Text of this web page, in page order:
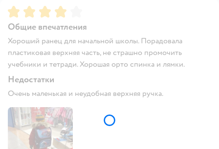
Рейтинг:4
Общие впечатления
Хороший ранец для начальной школы. Порадовала
пластиковая верхняя часть, не страшно промочить
учебники и тетради. Хорошая орто спинка и лямки.
Недостатки
Очень маленькая и неудобная верхняя ручка.